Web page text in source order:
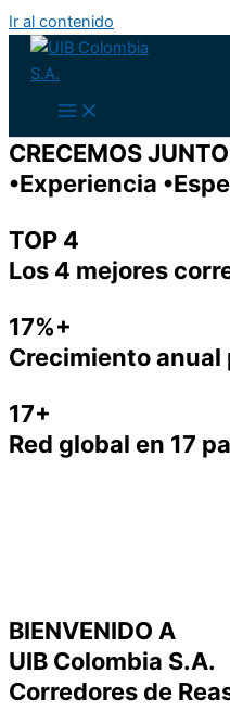
Ir al contenido
CRECEMOS
•Experiencia
TOP 4
Los 4 mejores
17%+
Crecimiento anual
17+
Red global en 17
BIENVENIDO A
UIB Colombia S.A.
Corredores de